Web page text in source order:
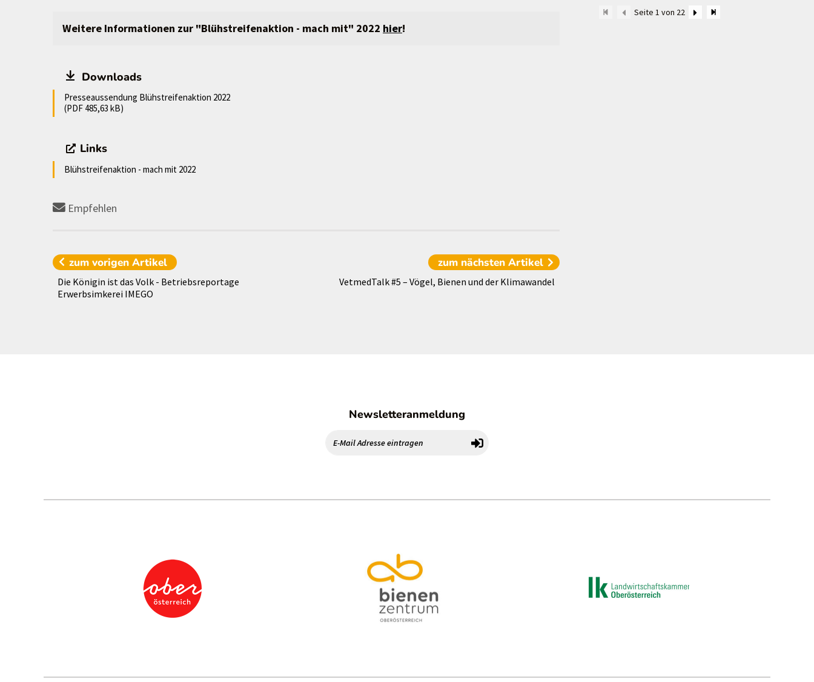
Weitere Informationen zur "Blühstreifenaktion - mach mit" 2022 hier!
Downloads
Presseaussendung Blühstreifenaktion 2022
(PDF 485,63 kB)
Links
Blühstreifenaktion - mach mit 2022
Empfehlen
zum vorigenArtikel
Die Königin ist das Volk - Betriebsreportage
Erwerbsimkerei IMEGO
zum nächsten Artikel
VetmedTalk #5 – Vögel, Bienen und der Klimawandel
Seite 1 von 22
Newsletteranmeldung